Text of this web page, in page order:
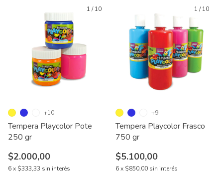
1 /10
Tempera Playcolor Pote
250 gr
$2.000,00
6x $333,33 sin interés
+10
1 /10
Tempera Playcolor Frasco
750 gr
$5.100,00
6x $850,00 sin interés
+9